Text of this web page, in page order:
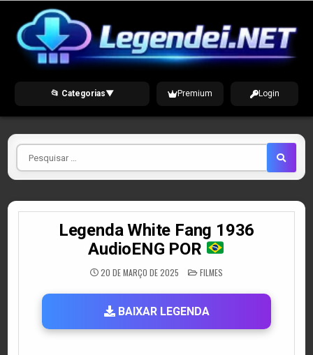
content
📂 Categorias▼ Premium Login
Pesquisar
por
Legenda White Fang 1936
AudioENG POR
20 DE MARÇO DE 2025 POSTED
IN
FILMES
BAIXAR LEGENDA